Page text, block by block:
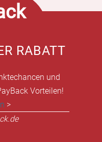
RABATT
und
Vorteilen!
>